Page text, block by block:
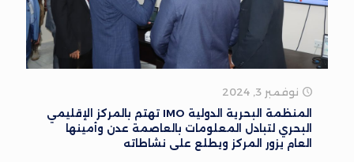
نوفمبر 3, 2024
المنظمة البحرية الدولية IMO تهتم بالمركز الإقليمي
البحري لتبادل المعلومات بالعاصمة عدن وأمينها
العام يزور المركز ويطلع على نشاطاته